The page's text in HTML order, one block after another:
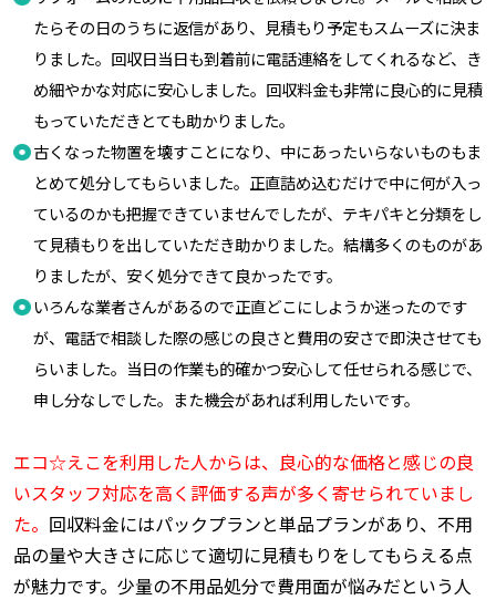
たらその日のうちに返信があり、見積もり予定もスムーズに決ま
りました。回収日当日も到着前に電話連絡をしてくれるなど、き
め細やかな対応に安心しました。回収料金も非常に良心的に見積
もっていただきとても助かりました。
古くなった物置を壊すことになり、中にあったいらないものもま
とめて処分してもらいました。正直詰め込むだけで中に何が入っ
ているのかも把握できていませんでしたが、テキパキと分類をし
て見積もりを出していただき助かりました。結構多くのものがあ
りましたが、安く処分できて良かったです。
いろんな業者さんがあるので正直どこにしようか迷ったのです
が、電話で相談した際の感じの良さと費用の安さで即決させても
らいました。当日の作業も的確かつ安心して任せられる感じで、
申し分なしでした。また機会があれば利用したいです。
エコ☆えこを利用した人からは、良心的な価格と感じの良
いスタッフ対応を高く評価する声が多く寄せられていまし
た。 回収料金にはパックプランと単品プランがあり、不用
品の量や大きさに応じて適切に見積もりをしてもらえる点
が魅力です。少量の不用品処分で費用面が悩みだという人